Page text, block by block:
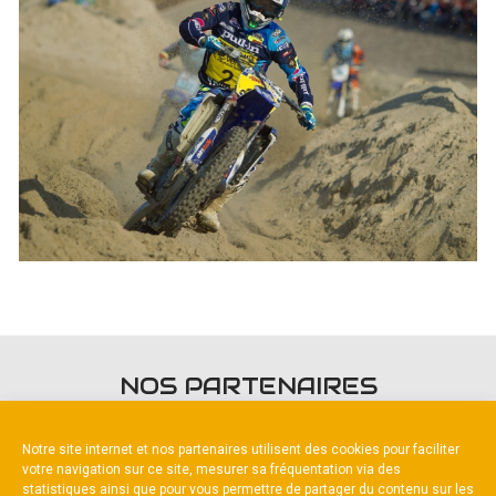
Notre site internet et nos partenaires utilisent des cookies pour faciliter
votre navigation sur ce site, mesurer sa fréquentation via des
statistiques ainsi que pour vous permettre de partager du contenu sur les
NOS PARTENAIRES